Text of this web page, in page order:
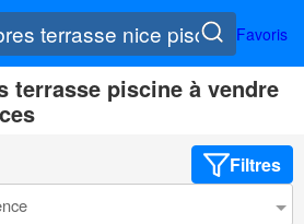
Favoris
terrasse piscine à vendre
Filtres